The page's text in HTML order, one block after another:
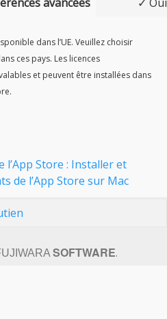
dans l’UE. Veuillez choisir
ces pays. Les licences
et peuvent être installées dans
l’App Store : Installer et
de lʼApp Store sur Mac
SOFTWARE.